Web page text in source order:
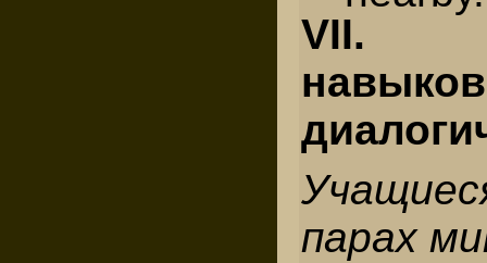
VII.
навыков
парах